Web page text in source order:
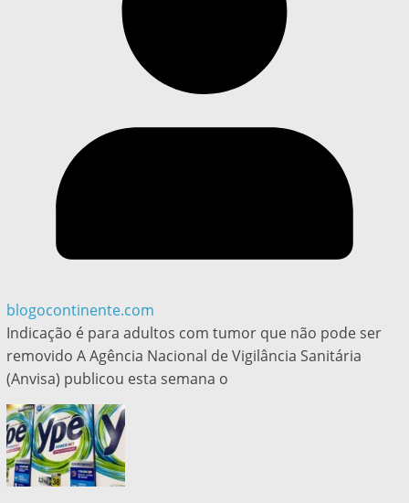
blogocontinente.com
Indicação é para adultos com tumor que não pode ser
removido A Agência Nacional de Vigilância Sanitária
(Anvisa) publicou esta semana o